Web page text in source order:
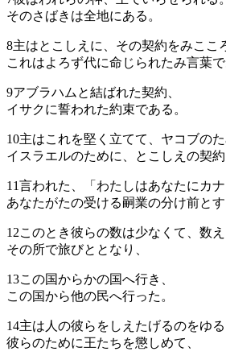
そのさばきは全地にある。
8主はとこしえに、その契約をみここ
これはよろず代に命じられたみ言葉で
9アブラハムと結ばれた契約、
イサクに誓われた約束である。
10主はこれを堅く立てて、ヤコブのた
イスラエルのために、とこしえの契
11言われた、「わたしはあなたにカナ
あなたがたの受ける嗣業の分け前とす
12このとき彼らの数は少なくて、数え
その所で旅びととなり、
13この国からかの国へ行き、
この国から他の民へ行った。
14主は人の彼らをしえたげるのをゆる
彼らのために王たちを懲しめて、